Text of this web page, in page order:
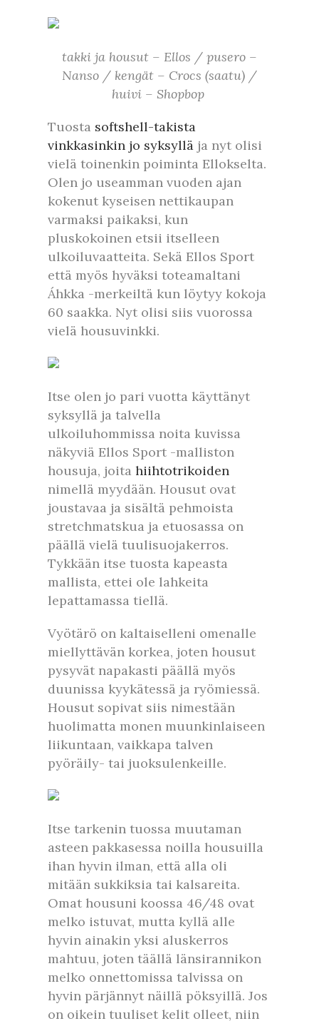
takki ja housut – Ellos / pusero –
Nanso / kengät – Crocs (saatu) /
huivi – Shopbop
Tuosta softshell-takista
vinkkasinkin jo syksyllä ja nyt olisi
vielä toinenkin poiminta Ellokselta.
Olen jo useamman vuoden ajan
kokenut kyseisen nettikaupan
varmaksi paikaksi, kun
pluskokoinen etsii itselleen
ulkoiluvaatteita. Sekä Ellos Sport
että myös hyväksi toteamaltani
Áhkka -merkeiltä kun löytyy kokoja
60 saakka. Nyt olisi siis vuorossa
vielä housuvinkki.
Itse olen jo pari vuotta käyttänyt
syksyllä ja talvella
ulkoiluhommissa noita kuvissa
näkyviä Ellos Sport -malliston
housuja, joita hiihtotrikoiden
nimellä myydään. Housut ovat
joustavaa ja sisältä pehmoista
stretchmatskua ja etuosassa on
päällä vielä tuulisuojakerros.
Tykkään itse tuosta kapeasta
mallista, ettei ole lahkeita
lepattamassa tiellä.
Vyötärö on kaltaiselleni omenalle
miellyttävän korkea, joten housut
pysyvät napakasti päällä myös
duunissa kyykätessä ja ryömiessä.
Housut sopivat siis nimestään
huolimatta monen muunkinlaiseen
liikuntaan, vaikkapa talven
pyöräily- tai juoksulenkeille.
Itse tarkenin tuossa muutaman
asteen pakkasessa noilla housuilla
ihan hyvin ilman, että alla oli
mitään sukkiksia tai kalsareita.
Omat housuni koossa 46/48 ovat
melko istuvat, mutta kyllä alle
hyvin ainakin yksi aluskerros
mahtuu, joten täällä länsirannikon
melko onnettomissa talvissa on
hyvin pärjännyt näillä pöksyillä. Jos
on oikein tuuliset kelit olleet, niin